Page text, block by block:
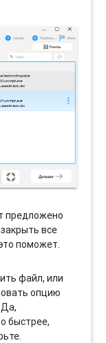
предложено
все
поможет.
файл, или
опцию
быстрее,